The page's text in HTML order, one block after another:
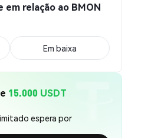
em relação ao BMON
Em baixa
15.000 USDT
espera por